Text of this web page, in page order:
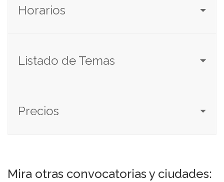
Horarios
Listado de Temas
Precios
Mira otras convocatorias y ciudades: